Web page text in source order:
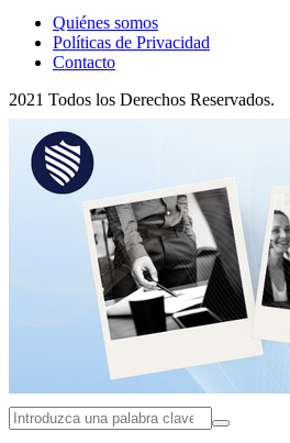
Quiénes somos
Políticas de Privacidad
Contacto
2021 Todos los Derechos Reservados.